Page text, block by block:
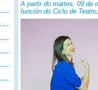
A partir do martes, 09 de
función do Ciclo de